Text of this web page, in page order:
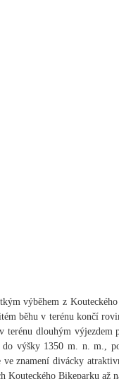
výběhem z
běhu v terénu končí
terénu dlouhým
do výšky 1350 m. n. m.,
znamení divácky
Kouteckého Bikeparku až